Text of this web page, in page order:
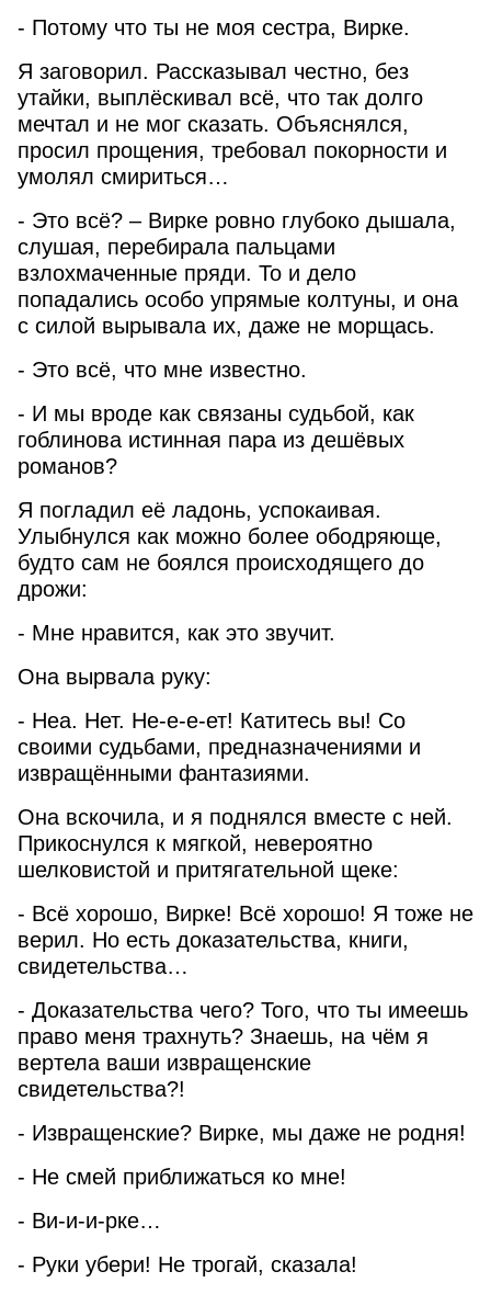
- Потому что ты не моя сестра, Вирке.
Я заговорил. Рассказывал честно, без
утайки, выплёскивал всё, что так долго
мечтал и не мог сказать. Объяснялся,
просил прощения, требовал покорности и
умолял смириться…
- Это всё? – Вирке ровно глубоко дышала,
слушая, перебирала пальцами
взлохмаченные пряди. То и дело
попадались особо упрямые колтуны, и она
с силой вырывала их, даже не морщась.
- Это всё, что мне известно.
- И мы вроде как связаны судьбой, как
гоблинова истинная пара из дешёвых
романов?
Я погладил её ладонь, успокаивая.
Улыбнулся как можно более ободряюще,
будто сам не боялся происходящего до
дрожи:
- Мне нравится, как это звучит.
Она вырвала руку:
- Неа. Нет. Не-е-е-ет! Катитесь вы! Со
своими судьбами, предназначениями и
извращёнными фантазиями.
Она вскочила, и я поднялся вместе с ней.
Прикоснулся к мягкой, невероятно
шелковистой и притягательной щеке:
- Всё хорошо, Вирке! Всё хорошо! Я тоже не
верил. Но есть доказательства, книги,
свидетельства…
- Доказательства чего? Того, что ты имеешь
право меня трахнуть? Знаешь, на чём я
вертела ваши извращенские
свидетельства?!
- Извращенские? Вирке, мы даже не родня!
- Не смей приближаться ко мне!
- Ви-и-и-рке…
- Руки убери! Не трогай, сказала!